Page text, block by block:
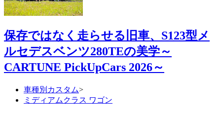
保存ではなく走らせる旧車、S123型メ
ルセデスベンツ280TEの美学～
CARTUNE PickUpCars 2026～
車種別カスタム>
ミディアムクラス ワゴン